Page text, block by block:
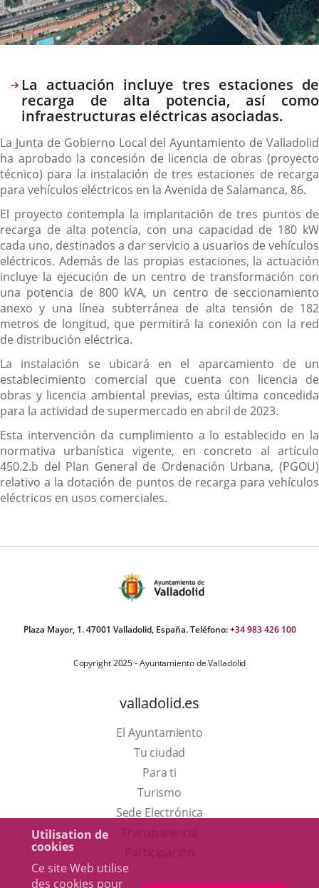
Utilisation de
cookies
Ce site Web utilise
des cookies pour
Descripción
La actuación incluye tres estaciones de
recarga de alta potencia, así como
infraestructuras eléctricas asociadas.
La Junta de Gobierno Local del Ayuntamiento de Valladolid
ha aprobado la concesión de licencia de obras (proyecto
técnico) para la instalación de tres estaciones de recarga
para vehículos eléctricos en la Avenida de Salamanca, 86.
El proyecto contempla la implantación de tres puntos de
recarga de alta potencia, con una capacidad de 180 kW
cada uno, destinados a dar servicio a usuarios de vehículos
eléctricos. Además de las propias estaciones, la actuación
incluye la ejecución de un centro de transformación con
una potencia de 800 kVA, un centro de seccionamiento
anexo y una línea subterránea de alta tensión de 182
metros de longitud, que permitirá la conexión con la red
de distribución eléctrica.
La instalación se ubicará en el aparcamiento de un
establecimiento comercial que cuenta con licencia de
obras y licencia ambiental previas, esta última concedida
para la actividad de supermercado en abril de 2023.
Esta intervención da cumplimiento a lo establecido en la
normativa urbanística vigente, en concreto al artículo
450.2.b del Plan General de Ordenación Urbana, (PGOU)
relativo a la dotación de puntos de recarga para vehículos
eléctricos en usos comerciales.
Plaza Mayor, 1. 47001 Valladolid, España. Teléfono:+34 983 426 100
Copyright 2025 - Ayuntamiento de Valladolid
valladolid.es
El Ayuntamiento
Tu ciudad
Para ti
TurismoEste
enlace
Sede Electrónica